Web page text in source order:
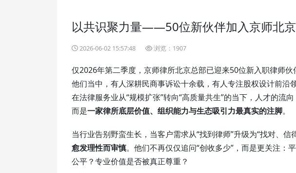
以共识聚力量——50位新伙伴加入京师北
2026-06-02 15:57:48 浏览：1907
仅2026年第二季度，京师律所北京总部已迎来50位新入职律师伙
他们当中，有人深耕民商事诉讼十余载，有人专注股权设计前沿
在法律服务业从“规模扩张”转向“高质量共生”的当下，人才的流
而是一家律所底层价值、组织能力与生态吸引力最真实的注脚。
当行业告别野蛮生长，当客户需求从“找到律师”升级为“找对、信
愈发理性而审慎。他们不再仅仅追问“创收多少”，而是更关注：
公平？专业价值是否被真正尊重？